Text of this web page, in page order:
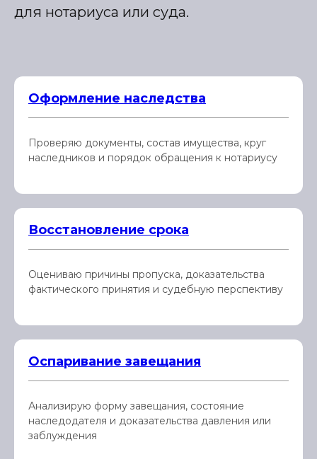
для нотариуса или суда.
Оформление наследства
Проверяю документы, состав имущества, круг
наследников и порядок обращения к нотариусу
Восстановление срока
Оцениваю причины пропуска, доказательства
фактического принятия и судебную перспективу
Оспаривание завещания
Анализирую форму завещания, состояние
наследодателя и доказательства давления или
заблуждения